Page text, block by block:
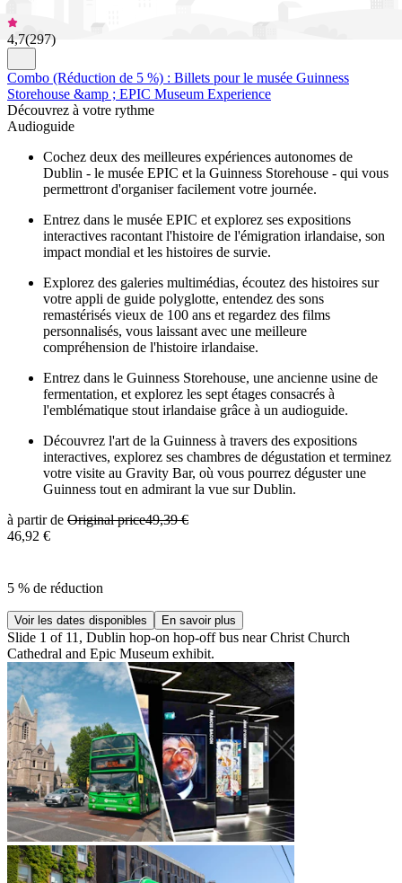
4,7(297)
Combo (Réduction de 5 %) : Billets pour le musée Guinness
Storehouse &amp ; EPIC Museum Experience
Découvrez à votre rythme
Audioguide
Cochez deux des meilleures expériences autonomes de
Dublin - le musée EPIC et la Guinness Storehouse - qui vous
permettront d'organiser facilement votre journée.
Entrez dans le musée EPIC et explorez ses expositions
interactives racontant l'histoire de l'émigration irlandaise, son
impact mondial et les histoires de survie.
Explorez des galeries multimédias, écoutez des histoires sur
votre appli de guide polyglotte, entendez des sons
remastérisés vieux de 100 ans et regardez des films
personnalisés, vous laissant avec une meilleure
compréhension de l'histoire irlandaise.
Entrez dans le Guinness Storehouse, une ancienne usine de
fermentation, et explorez les sept étages consacrés à
l'emblématique stout irlandaise grâce à un audioguide.
Découvrez l'art de la Guinness à travers des expositions
interactives, explorez ses chambres de dégustation et terminez
votre visite au Gravity Bar, où vous pourrez déguster une
Guinness tout en admirant la vue sur Dublin.
à partir de Original price49,39 €
46,92 €
5 % de réduction
Voir les dates disponibles En savoir plus
Slide 1 of 11, Dublin hop-on hop-off bus near Christ Church
Cathedral and Epic Museum exhibit.